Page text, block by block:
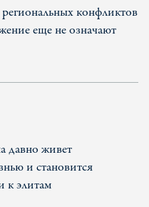
конфликтов
еще не означают
давно живет
и становится
к элитам